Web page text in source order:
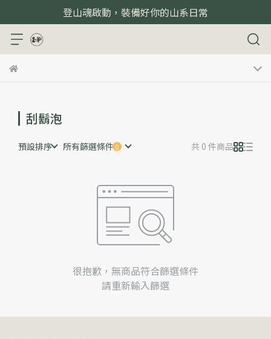
登山魂啟動，裝備好你的山系日常
刮鬍泡
預設排序 所有篩選條件 共 0 件商品
很抱歉，無商品符合篩選條件
請重新輸入篩選